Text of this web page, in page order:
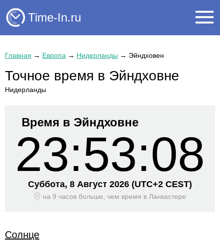
Time-In.ru
Главная → Европа → Нидерланды → Эйндховен
Точное время в Эйндховне
Нидерланды
Время в Эйндховне
23:53:08
Суббота, 8 Август 2026 (UTC+2 CEST)
на 9 часов больше, чем время в Ланкастере
Солнце